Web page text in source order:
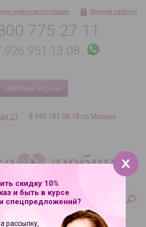
775 27 11
926 951 13 08
ОБРАТНЫЙ ЗВОНОК
нужна регистрация Личный кабинет
21 8 495 181 08 18 по Москве
Ваша корзина пуста
скидку 10%
и быть в курсе
спецпредложений?
рассылку,